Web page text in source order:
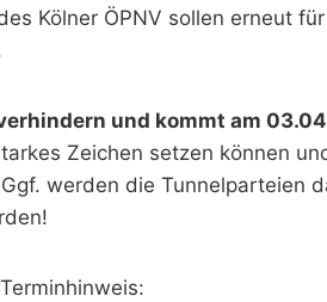
Kölner ÖPNV sollen erneut
und kommt am
Zeichen setzen können
werden die Tunnelparteien